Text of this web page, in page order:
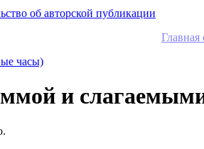
об авторской публикации
Главная
часы)
и